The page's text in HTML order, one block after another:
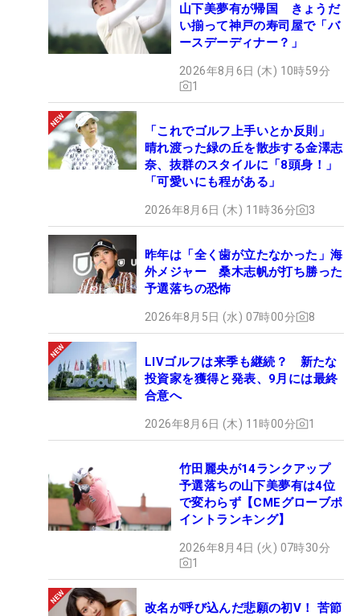
山下美夢有が帰国 きょうだ
い揃って神戸の寿司屋で「バ
ースデーディナー？」
2026年8月6日 (木) 10時59分
1
「これでゴルフ上手いとか反則」
晴れ渡った緑の丘を散歩する金澤志
奈、抜群のスタイルに「8頭身！」
「可愛いにも程がある」
2026年8月6日 (木) 11時36分 3
昨年は「全く歯が立たなかった」海
外メジャー 桑木志帆が打ち勝った
予選落ちの恐怖
2026年8月5日 (水) 07時00分 8
LIVゴルフは来季も継続？ 新たな
投資家を獲得と発表、9月には最終
合意へ
2026年8月6日 (木) 11時00分 1
竹田麗央が14ランクアップ
予選落ちの山下美夢有は4位
で変わらず【CMEグローブポ
イントランキング】
2026年8月4日 (火) 07時30分
1
改名が呼び込んだ悲願の初V！ 苦節